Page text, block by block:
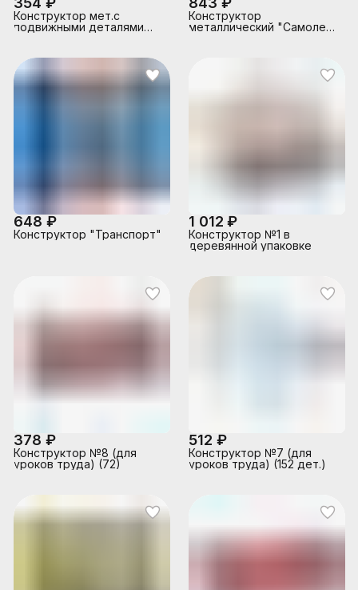
Конструктор мет.с
подвижными деталями
Конструктор
металлический "Самолет-
648 ₽
Конструктор "Транспорт"
1 012 ₽
Конструктор №1 в
деревянной упаковке
378 ₽
Конструктор №8 (для
уроков труда) (72)
512 ₽
Конструктор №7 (для
уроков труда) (152 дет.)